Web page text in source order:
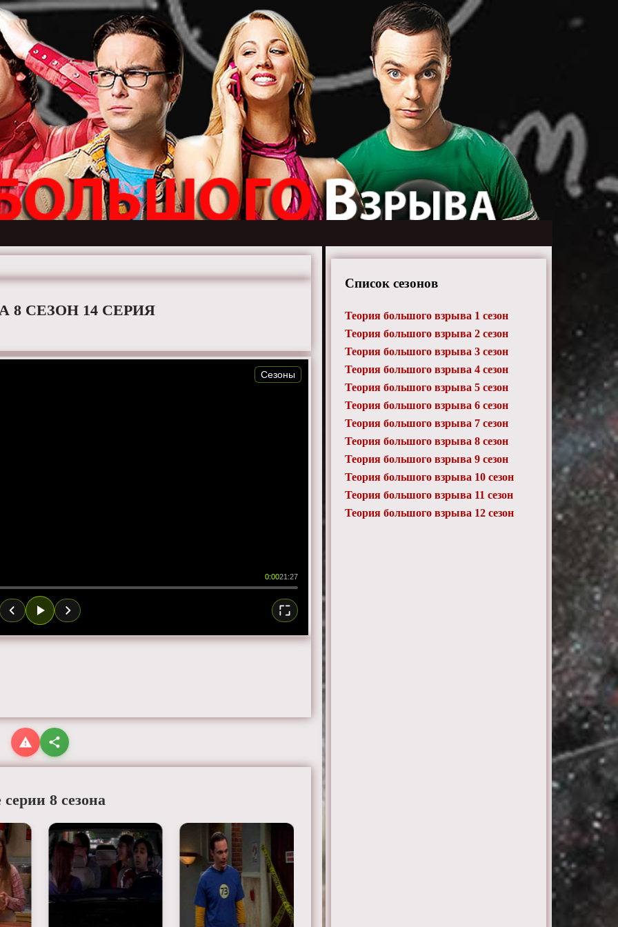
СЕЗОН 14 СЕРИЯ
0:0021:27
Сезоны
серии 8 сезона
Список сезонов
Теория большого взрыва 1 сезон
Теория большого взрыва 2 сезон
Теория большого взрыва 3 сезон
Теория большого взрыва 4 сезон
Теория большого взрыва 5 сезон
Теория большого взрыва 6 сезон
Теория большого взрыва 7 сезон
Теория большого взрыва 8 сезон
Теория большого взрыва 9 сезон
Теория большого взрыва 10 сезон
Теория большого взрыва 11 сезон
Теория большого взрыва 12 сезон